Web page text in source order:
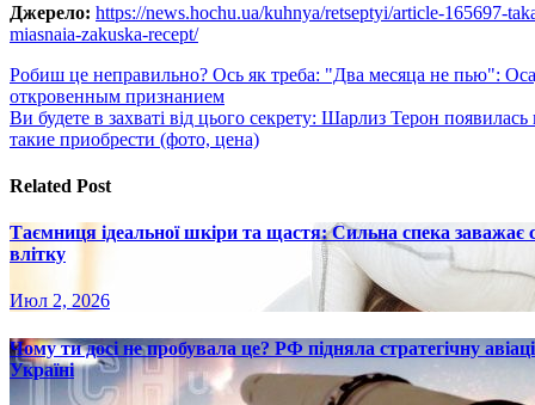
Джерело: https://news.hochu.ua/kuhnya/retseptyi/article-165697-
miasnaia-zakuska-recept/
Навигация
по
записям
Робиш це неправильно? Ось як треба: "Два месяца не пью":
откровенным признанием
Ви будете в захваті від цього секрету: Шарлиз Терон
такие приобрести (фото, цена)
Related Post
Таємниця ідеальної шкіри та щастя: Сильна спека
влітку
Июл 2, 2026
Чому ти досі не пробувала це? РФ підняла стратегічну
Україні